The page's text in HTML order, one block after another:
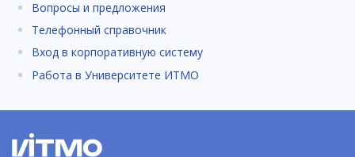
Вопросы и предложения
Телефонный справочник
Вход в корпоративную систему
Работа в Университете ИТМО